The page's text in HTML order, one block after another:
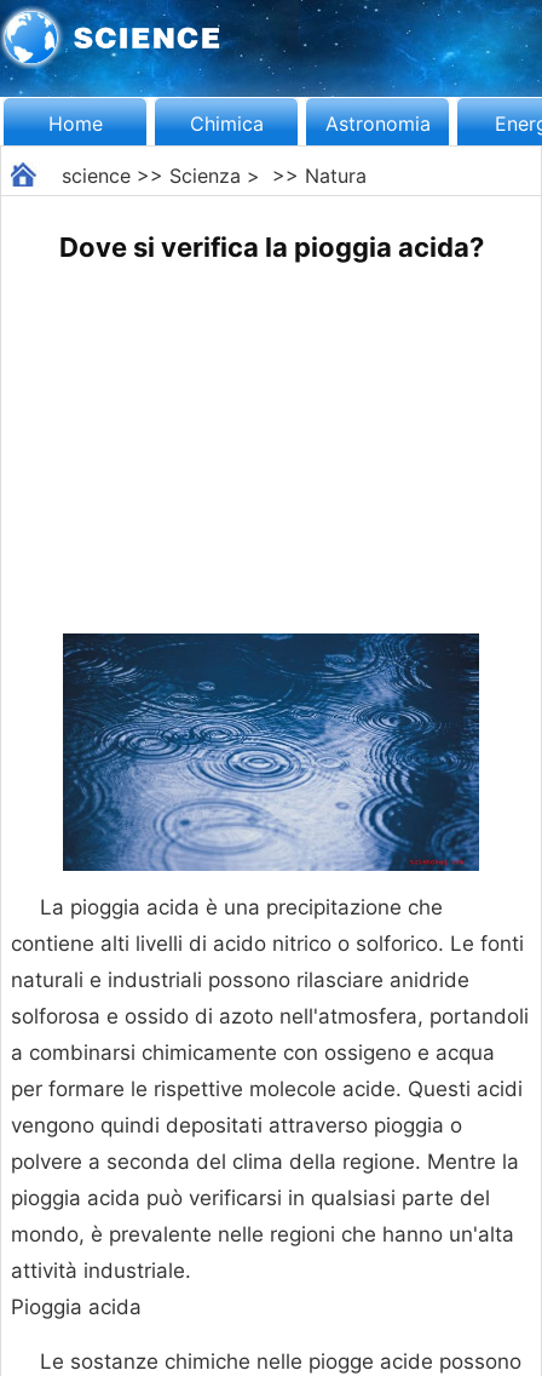
Home Chimica Astronomia
science>> Scienza > >> Natura
Dove si verifica la pioggia acida?
La pioggia acida è una precipitazione che
contiene alti livelli di acido nitrico o solforico. Le fonti
naturali e industriali possono rilasciare anidride
solforosa e ossido di azoto nell'atmosfera, portandoli
a combinarsi chimicamente con ossigeno e acqua
per formare le rispettive molecole acide. Questi acidi
vengono quindi depositati attraverso pioggia o
polvere a seconda del clima della regione. Mentre la
pioggia acida può verificarsi in qualsiasi parte del
mondo, è prevalente nelle regioni che hanno un'alta
attività industriale.
Pioggia acida
Le sostanze chimiche nelle piogge acide possono